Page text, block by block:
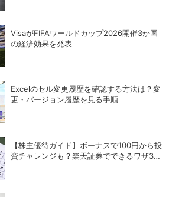
VisaがFIFAワールドカップ2026開催3か国
の経済効果を発表
Excelのセル変更履歴を確認する方法は？変
更・バージョン履歴を見る手順
【株主優待ガイド】ボーナスで100円から投
資チャレンジも？楽天証券でできるワザ3選